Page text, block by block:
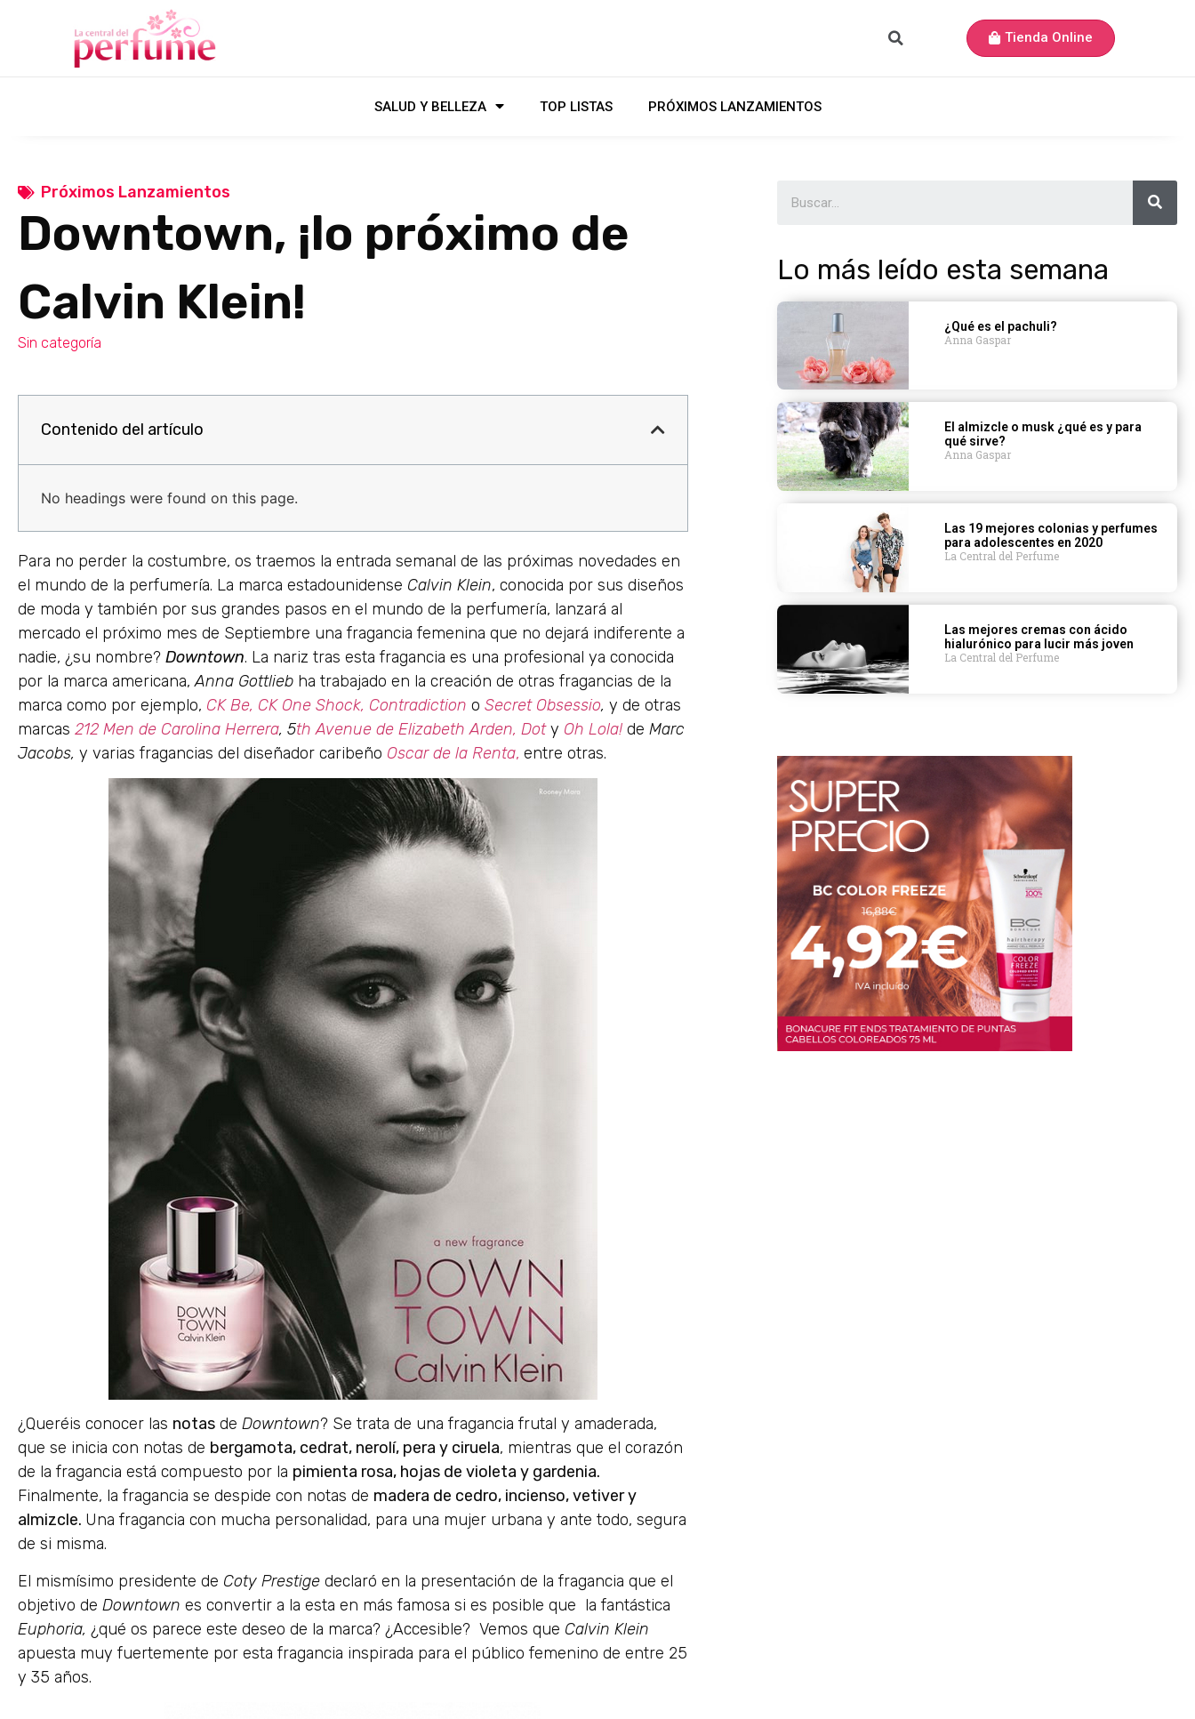
Tienda Online
SALUD Y BELLEZA TOP LISTAS PRÓXIMOS LANZAMIENTOS
Próximos Lanzamientos
Downtown, ¡lo próximo de
Calvin Klein!
Sin categoría
Contenido del artículo
No headings were found on this page.
Para no perder la costumbre, os traemos la entrada semanal de las próximas novedades en
el mundo de la perfumería. La marca estadounidense Calvin Klein, conocida por sus diseños
de moda y también por sus grandes pasos en el mundo de la perfumería, lanzará al
mercado el próximo mes de Septiembre una fragancia femenina que no dejará indiferente a
nadie, ¿su nombre? Downtown. La nariz tras esta fragancia es una profesional ya conocida
por la marca americana,Anna Gottlieb ha trabajado en la creación de otras fragancias de la
marca como por ejemplo, CK Be, CK One Shock, Contradiction o Secret Obsessio, y de otras
marcas 212 Men de Carolina Herrera, 5th Avenue de Elizabeth Arden, Doty Oh Lola! de Marc
Jacobs, y varias fragancias del diseñador caribeño Oscar de la Renta, entre otras.
¿Queréis conocer las notas de Downtown? Se trata de una fragancia frutal y amaderada,
que se inicia con notas de bergamota, cedrat, nerolí, pera y ciruela, mientras que el corazón
de la fragancia está compuesto por la pimienta rosa, hojas de violeta y gardenia.
Finalmente, la fragancia se despide con notas de madera de cedro, incienso, vetiver y
almizcle. Una fragancia con mucha personalidad, para una mujer urbana y ante todo, segura
de si misma.
El mismísimo presidente de Coty Prestige declaró en la presentación de la fragancia que el
objetivo de Downtown es convertir a la esta en más famosa si es posible que la fantástica
Euphoria, ¿qué os parece este deseo de la marca? ¿Accesible? Vemos que Calvin Klein
apuesta muy fuertemente por esta fragancia inspirada para el público femenino de entre 25
y 35 años.
Lo más leído esta semana
¿Qué es el pachuli?
Anna Gaspar
El almizcle o musk ¿qué es y para
qué sirve?
Anna Gaspar
Las 19 mejores colonias y perfumes
para adolescentes en 2020
La Central del Perfume
Las mejores cremas con ácido
hialurónico para lucir más joven
La Central del Perfume